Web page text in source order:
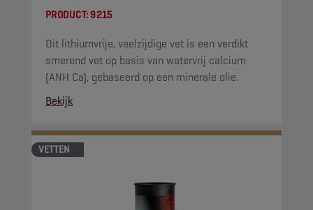
PRODUCT:9215
Dit lithiumvrije, veelzijdige vet is een verdikt
smerend vet op basis van watervrij calcium
(ANH Ca), gebaseerd op een minerale olie.
Bekijk
VETTEN